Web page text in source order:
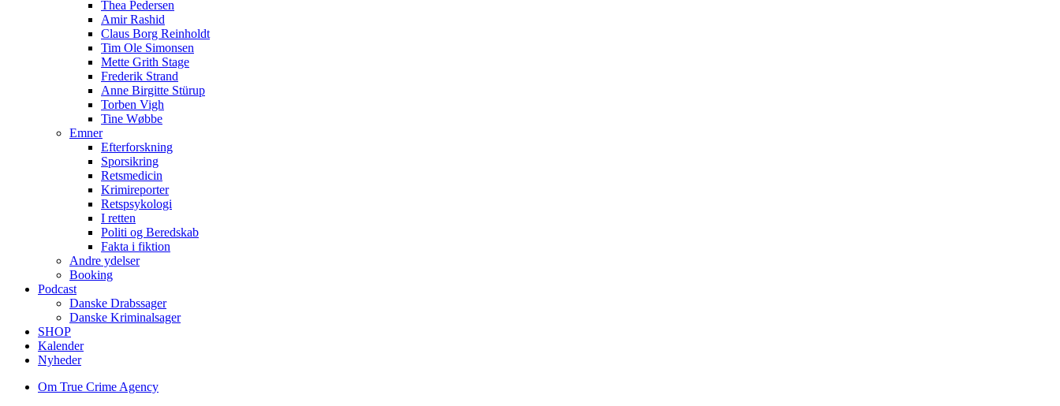
Thea Pedersen
Amir Rashid
Claus Borg Reinholdt
Tim Ole Simonsen
Mette Grith Stage
Frederik Strand
Anne Birgitte Stürup
Torben Vigh
Tine Wøbbe
Emner
Efterforskning
Sporsikring
Retsmedicin
Krimireporter
Retspsykologi
I retten
Politi og Beredskab
Fakta i fiktion
Andre ydelser
Booking
Podcast
Danske Drabssager
Danske Kriminalsager
SHOP
Kalender
Nyheder
Om True Crime Agency